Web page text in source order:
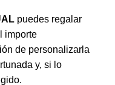
puedes regalar
importe
de personalizarla
y, si lo